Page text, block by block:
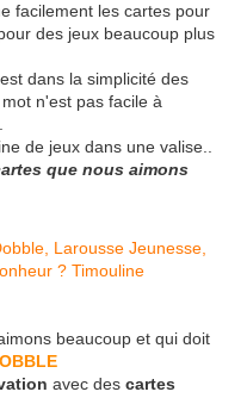
facilement les cartes pour
des jeux beaucoup plus
dans la simplicité des
n'est pas facile à
de jeux dans une valise..
que nous aimons
beaucoup et qui doit
avec des cartes